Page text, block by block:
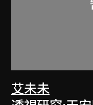
艾未未